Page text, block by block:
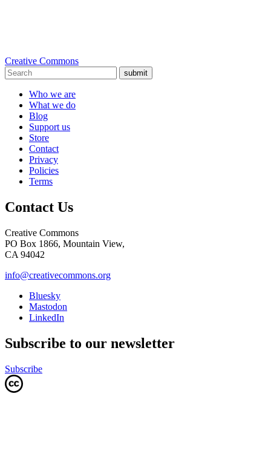
Creative Commons
submit
Who we are
What we do
Blog
Support us
Store
Contact
Privacy
Policies
Terms
Contact Us
Creative Commons
PO Box 1866, Mountain View,
CA 94042
info@creativecommons.org
Bluesky
Mastodon
LinkedIn
Subscribe to our newsletter
Subscribe